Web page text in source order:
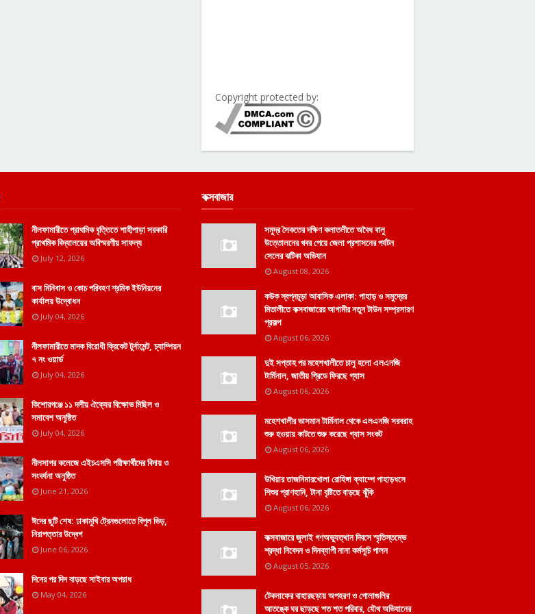
Copyright protected by:
নীলফামারীতে প্রাথমিক বৃত্তিতে শাহীপাড়া সরকারি
প্রাথমিক বিদ্যালয়ের অবিস্মরণীয় সাফল্য
July 12, 2026
বাস মিনিবাস ও কোচ পরিবহণ শ্রমিক ইউনিয়নের
কার্যালয় উদ্বোধন
July 04, 2026
নীলফামারীতে মাদক বিরোধী ক্রিকেট টুর্নামেন্ট, চ্যাম্পিয়ন
৭ নং ওয়ার্ড
July 04, 2026
কিশোরগঞ্জে ১১ দলীয় ঐক্যের বিক্ষোভ মিছিল ও
সমাবেশ অনুষ্ঠিত
July 04, 2026
নীলসাগর কলেজে এইচএসসি পরীক্ষার্থীদের বিদায় ও
সংবর্ধনা অনুষ্ঠিত
June 21, 2026
ঈদের ছুটি শেষ: ঢাকামুখি ট্রেনগুলোতে বিপুল ভিড়,
নিরাপত্তার উদ্বেগ
June 06, 2026
দিনের পর দিন বাড়ছে সাইবার অপরাধ
May 04, 2026
কক্সবাজার
সমুদ্র সৈকতের দক্ষিণ কলাতলীতে অবৈধ বালু
উত্তোলনের খবর পেয়ে জেলা প্রশাসনের পর্যটন
সেলের ঝটিকা অভিযান
August 08, 2026
কউক স্বপ্নচূড়া আবাসিক এলাকা: পাহাড় ও সমুদ্রের
মিতালীতে কক্সবাজারের আগামীর নতুন টাউন সম্প্রসারণ
প্রকল্প
August 06, 2026
দুই সপ্তাহ পর মহেশখালীতে চালু হলো এলএনজি
টার্মিনাল, জাতীয় গ্রিডে ফিরছে গ্যাস
August 06, 2026
মহেশখালীর ভাসমান টার্মিনাল থেকে এলএনজি সরবরাহ
শুরু হওয়ায় কাটতে শুরু করেছে গ্যাস সংকট
August 06, 2026
উখিয়ার তাজনিমারখোলা রোহিঙ্গা ক্যাম্পে পাহাড়ধসে
শিশুর প্রাণহানি, টানা বৃষ্টিতে বাড়ছে ঝুঁকি
August 06, 2026
কক্সবাজারে জুলাই গণঅভ্যুত্থান দিবসে স্মৃতিস্তম্ভে
শ্রদ্ধা নিবেদন ও দিনব্যাপী নানা কর্মসূচি পালন
August 05, 2026
টেকনাফের বাহারছড়ায় অপহরণ ও গোলাগুলির
আতঙ্কে ঘর ছাড়ছে শত শত পরিবার, যৌথ অভিযানের